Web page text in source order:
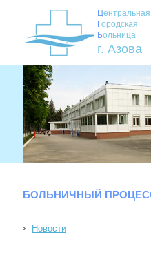
Центральная
Городская
Больница
г. Азова
БОЛЬНИЧНЫЙ
Новости